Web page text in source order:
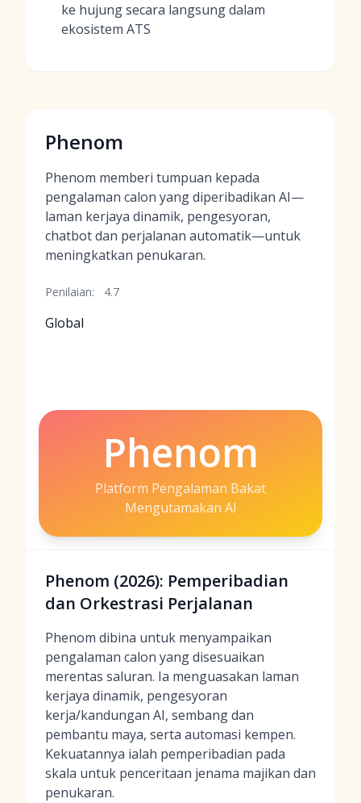
ke hujung secara langsung dalam
ekosistem ATS
Phenom
Phenom memberi tumpuan kepada
pengalaman calon yang diperibadikan AI—
laman kerjaya dinamik, pengesyoran,
chatbot dan perjalanan automatik—untuk
meningkatkan penukaran.
Penilaian: 4.7
Global
Phenom
Platform Pengalaman Bakat
Mengutamakan AI
Phenom (2026): Pemperibadian
dan Orkestrasi Perjalanan
Phenom dibina untuk menyampaikan
pengalaman calon yang disesuaikan
merentas saluran. Ia menguasakan laman
kerjaya dinamik, pengesyoran
kerja/kandungan AI, sembang dan
pembantu maya, serta automasi kempen.
Kekuatannya ialah pemperibadian pada
skala untuk penceritaan jenama majikan dan
penukaran.